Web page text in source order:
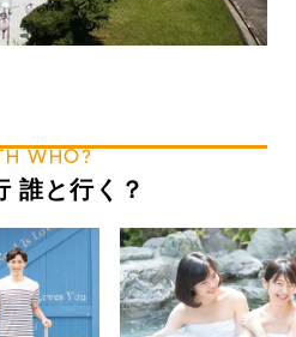
WHO?
誰と行く？